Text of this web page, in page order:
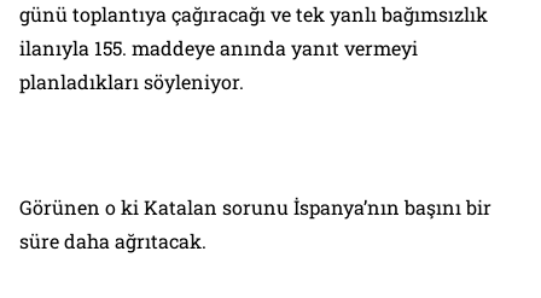
günü toplantıya çağıracağı ve tek yanlı bağımsızlık
ilanıyla 155. maddeye anında yanıt vermeyi
planladıkları söyleniyor.
Görünen o ki Katalan sorunu İspanya’nın başını bir
süre daha ağrıtacak.